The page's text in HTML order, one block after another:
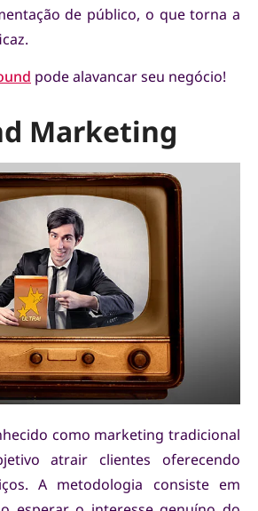
de público, o que torna a
pode alavancar seu negócio!
Marketing
como marketing tradicional
atrair clientes oferecendo
A metodologia consiste em